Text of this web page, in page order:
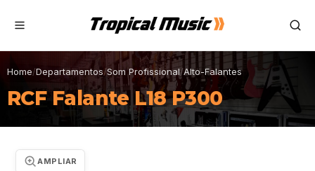
Home/Departamentos/Som Profissional/Alto-Falantes
RCF Falante L18 P300
AMPLIAR